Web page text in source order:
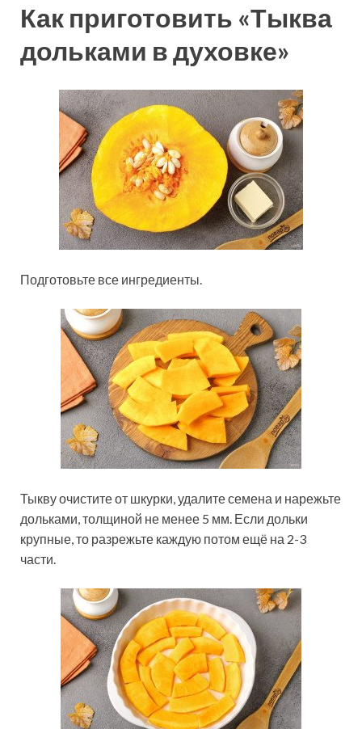
Как приготовить «Тыква
дольками в духовке»
Подготовьте все ингредиенты.
Тыкву очистите от шкурки, удалите семена и нарежьте
дольками, толщиной не менее 5 мм. Если дольки
крупные, то разрежьте каждую потом ещё на 2-3
части.